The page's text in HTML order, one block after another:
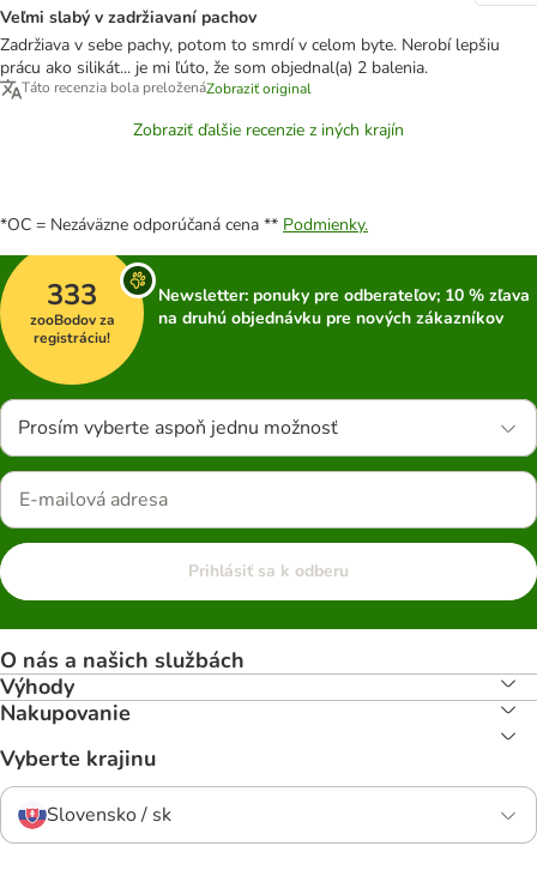
Veľmi slabý v zadržiavaní pachov
Zadržiava v sebe pachy, potom to smrdí v celom byte. Nerobí lepšiu
prácu ako silikát... je mi ľúto, že som objednal(a) 2 balenia.
Táto recenzia bola preloženáZobraziť original
Zobraziť ďalšie recenzie z iných krajín
*OC = Nezáväzne odporúčaná cena ** Podmienky.
333
zooBodov za
registráciu!
Newsletter: ponuky pre odberateľov; 10 % zľava
na druhú objednávku pre nových zákazníkov
Prosím vyberte aspoň jednu možnosť
Prihlásiť sa k odberu
O nás a našich službách
Výhody
Nakupovanie
Vyberte krajinu
Slovensko / sk